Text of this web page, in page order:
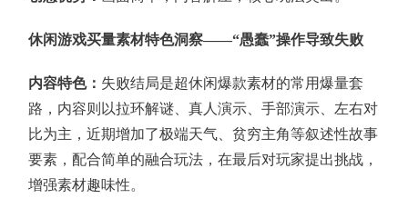
休闲游戏买量素材特色洞察——“愚蠢”操作导致失败
内容特色： 失败结局是超休闲爆款素材的常用爆量套
路，内容则以拉环解谜、真人演示、手部演示、左右对
比为主，近期增加了极端天气、贫穷主角等叙述性故事
要素，配合简单的融合玩法，在最后对玩家提出挑战，
增强素材趣味性。